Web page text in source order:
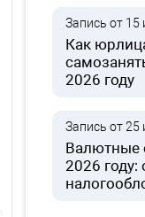
Запись от 15
Как
2026 году
Запись от 25
Валютные
2026 году: